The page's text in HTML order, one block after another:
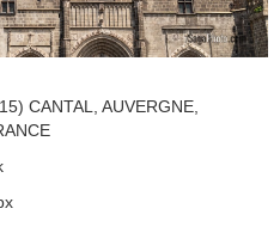
CANTAL, AUVERGNE,